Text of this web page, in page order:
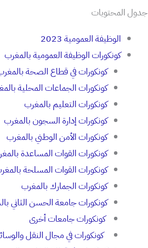
جدول المحتويات
الوظيفة العمومية 2023
كونكورات الوظيفة العمومية بالمغرب
كونكورات في قطاع الصحة
كونكورات الجماعات المحلية
كونكورات التعليم بالمغرب
كونكورات إدارة السجون بالمغرب
كونكورات الأمن الوطني بالمغرب
كونكورات القوات المساعدة
كونكورات القوات المسلحة
كونكورات الجمارك بالمغرب
كونكورات جامعة الحسن الثاني
كونكورات جامعات أخرى
كونكورات في مجال النقل